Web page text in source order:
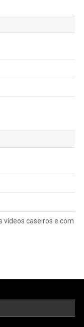
vídeos caseiros e com